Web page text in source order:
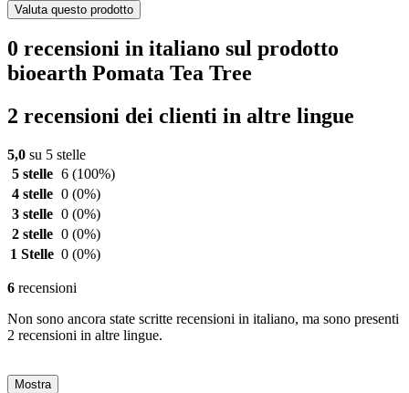
Valuta questo prodotto
0 recensioni in italiano sul prodotto
bioearth Pomata Tea Tree
2 recensioni dei clienti in altre lingue
5,0 su 5 stelle
5 stelle 6 (100%)
4 stelle 0 (0%)
3 stelle 0 (0%)
2 stelle 0 (0%)
1 Stelle 0 (0%)
6 recensioni
Non sono ancora state scritte recensioni in italiano, ma sono presenti
2 recensioni in altre lingue.
Mostra